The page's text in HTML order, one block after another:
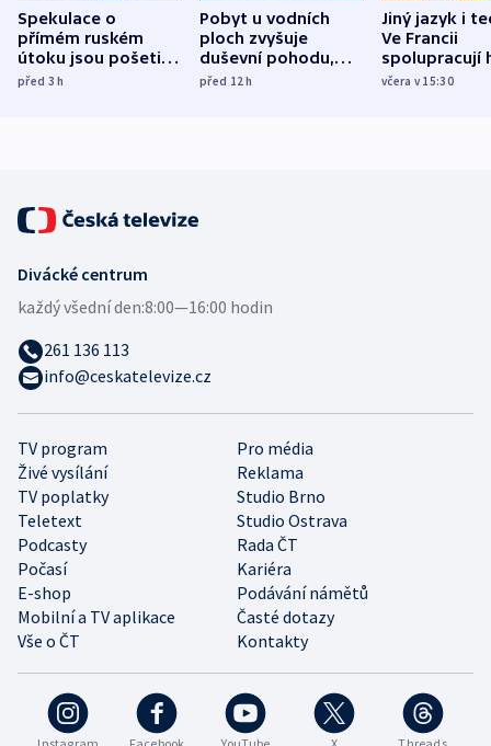
Spekulace o
přímém ruském
útoku jsou pošetilé,
míní estonský
před 3h
Pobyt u vodních
ploch zvyšuje
duševní pohodu,
ukázala
před 12h
Jiný jazyk i
Ve Francii
spolupracují
různých zemí
včera v 15:30
TV program
Pro média
Živé vysílání
Reklama
TV poplatky
Studio Brno
Teletext
Studio Ostrava
Podcasty
Rada ČT
Počasí
Kariéra
E-shop
Podávání námětů
Mobilní a TV aplikace
Časté dotazy
Vše o ČT
Kontakty
Divácké centrum
každý všední den:8:00—16:00 hodin
261 136 113
info@ceskatelevize.cz